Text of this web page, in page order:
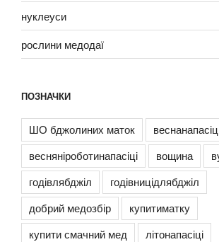
нуклеуси
рослини медодаї
ПОЗНАЧКИ
ШО бджолиних маток
весняніроботинапасіці
вощина
годівлябджіл
годівницідлябджіл
добрий медозбір
купитиматку
купити смачний мед
літонапасіці